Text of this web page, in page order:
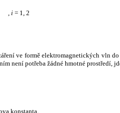
, i = 1, 2
ve formě elektromagnetických vln
není potřeba žádné hmotné prostředí,